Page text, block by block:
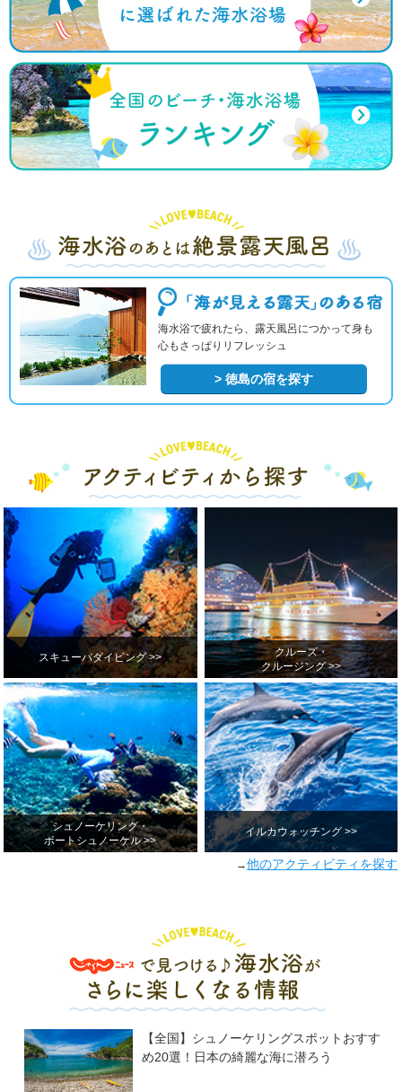
海水浴で疲れたら、露天風呂につかって身も
心もさっぱりリフレッシュ
> 徳島の宿を探す
スキューバダイビング >>
クルーズ・
クルージング >>
シュノーケリング・
ボートシュノーケル >>
イルカウォッチング >>
→他のアクティビティを探す
【全国】シュノーケリングスポットおすす
め20選！日本の綺麗な海に潜ろう